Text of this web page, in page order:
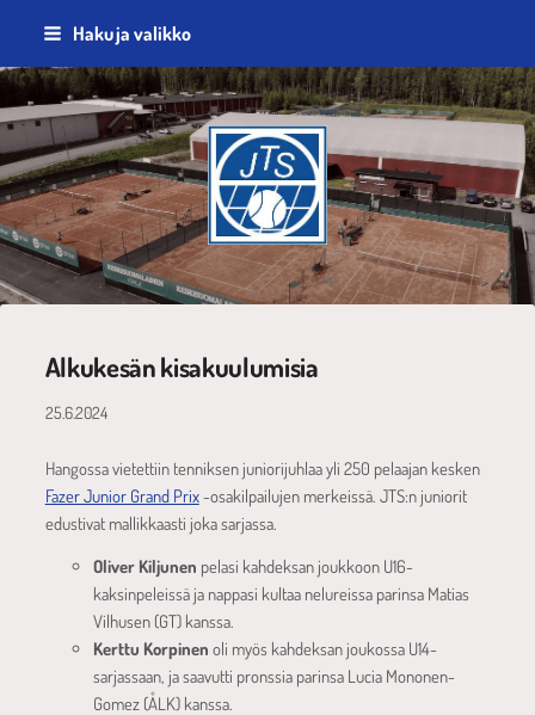
Siirry
sisältöön
Haku ja valikko
Jyväskylän Tennisseura ry
Alkukesän kisakuulumisia
25.6.2024
Hangossa vietettiin tenniksen juniorijuhlaa yli 250 pelaajan kesken
Fazer Junior Grand Prix-osakilpailujen merkeissä. JTS:n juniorit
edustivat mallikkaasti joka sarjassa.
Oliver Kiljunen pelasi kahdeksan joukkoon U16-
kaksinpeleissä ja nappasi kultaa nelureissa parinsa Matias
Vilhusen (GT) kanssa.
Kerttu Korpinen oli myös kahdeksan joukossa U14-
sarjassaan, ja saavutti pronssia parinsa Lucia Mononen-
Gomez (ÅLK) kanssa.